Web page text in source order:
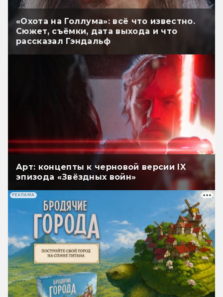
«Охота на Голлума»: всё что известно.
Сюжет, съёмки, дата выхода и что
рассказал Гэндальф
Арт: концепты к черновой версии IX
эпизода «Звёздных войн»
РЕКЛАМА